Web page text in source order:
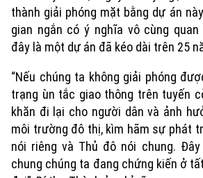
thành giải phóng mặt bằng dự án
gian ngắn có ý nghĩa vô cùng
đây là một dự án đã kéo dài trên 25
“Nếu chúng ta không giải phóng
trạng ùn tắc giao thông trên tuyến
khăn đi lại cho người dân và ảnh
môi trường đô thị, kìm hãm sự phát
nói riêng và Thủ đô nói chung.
chung chúng ta đang chứng kiến ở